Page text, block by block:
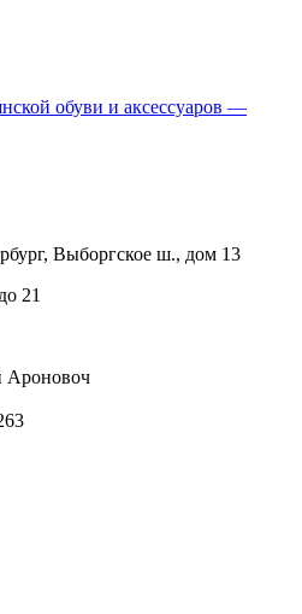
Выборгское ш., дом 13
21
Ароновоч